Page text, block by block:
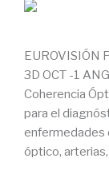
EUROVISIÓN
3D OCT -1
Coherencia
para el
enfermedades
óptico,